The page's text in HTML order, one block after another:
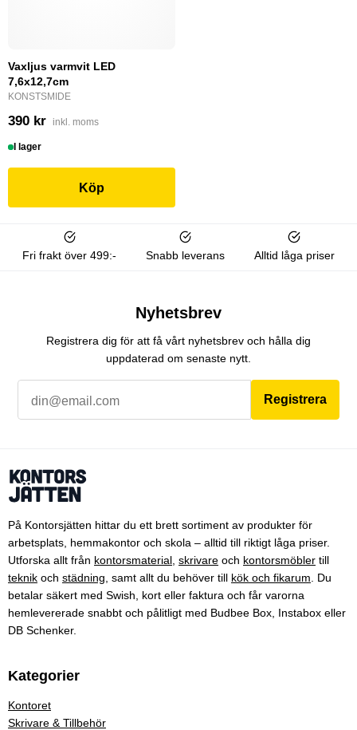
Vaxljus varmvit LED
7,6x12,7cm
KONSTSMIDE
390 kr inkl. moms
I lager
Köp
Fri frakt över 499:- Snabb leverans Alltid låga priser
Nyhetsbrev
Registrera dig för att få vårt nyhetsbrev och hålla dig
uppdaterad om senaste nytt.
Registrera
På Kontorsjätten hittar du ett brett sortiment av produkter för
arbetsplats, hemmakontor och skola – alltid till riktigt låga priser.
Utforska allt från kontorsmaterial skrivare och kontorsmöbler till
teknik och städning , samt allt du behöver till kök och fikarum . Du
betalar säkert med Swish, kort eller faktura och får varorna
hemlevererade snabbt och pålitligt med Budbee Box, Instabox eller
DB Schenker.
Kategorier
Kontoret
Skrivare & Tillbehör